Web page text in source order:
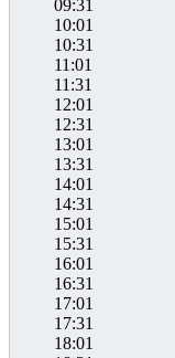
09:31
10:01
10:31
11:01
11:31
12:01
12:31
13:01
13:31
14:01
14:31
15:01
15:31
16:01
16:31
17:01
17:31
18:01